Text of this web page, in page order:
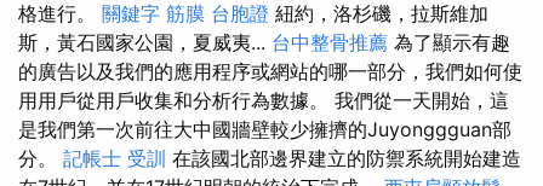
格進行。 關鍵字 筋膜 台胞證 紐約，洛杉磯，拉斯維加
斯，黃石國家公園，夏威夷... 台中整骨推薦 為了顯示有趣
的廣告以及我們的應用程序或網站的哪一部分，我們如何使
用用戶從用戶收集和分析行為數據。 我們從一天開始，這
是我們第一次前往大中國牆壁較少擁擠的Juyonggguan部
分。 記帳士 受訓 在該國北部邊界建立的防禦系統開始建造